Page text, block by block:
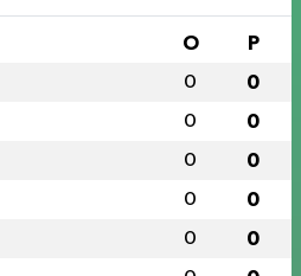
O P
0 0
0 0
0 0
0 0
0 0